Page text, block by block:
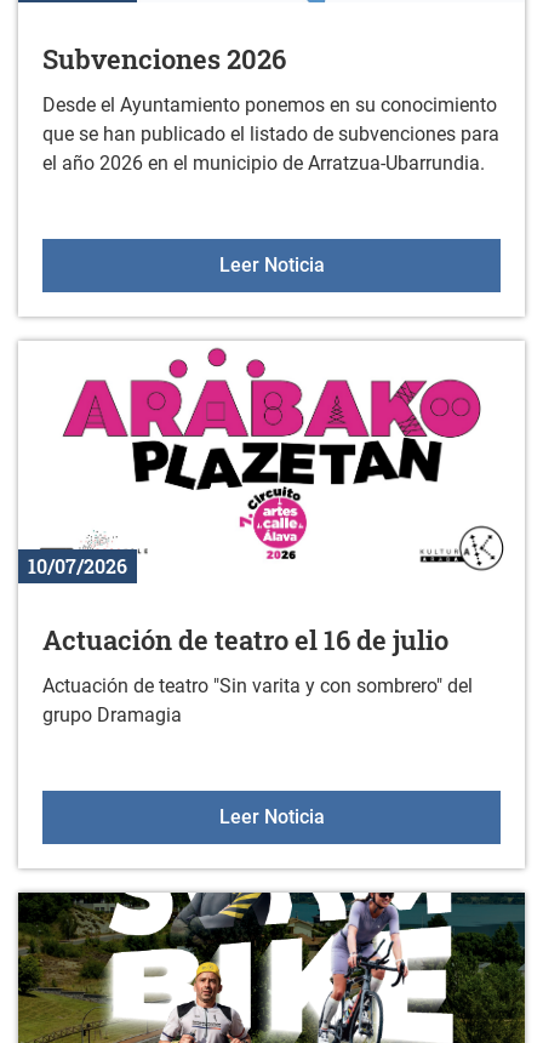
Subvenciones 2026
Desde el Ayuntamiento ponemos en su conocimiento
que se han publicado el listado de subvenciones para
el año 2026 en el municipio de Arratzua-Ubarrundia.
Leer NoticiaSubvenciones 2026
10/07/2026
Actuación de teatro el 16 de julio
Actuación de teatro "Sin varita y con sombrero" del
grupo Dramagia
Leer NoticiaActuación de teatro el